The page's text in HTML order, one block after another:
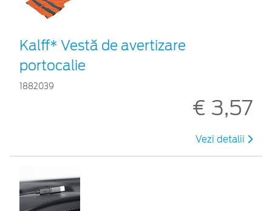
Kalff* Vestă de avertizare
portocalie
1882039
€ 3,57
Vezi detalii